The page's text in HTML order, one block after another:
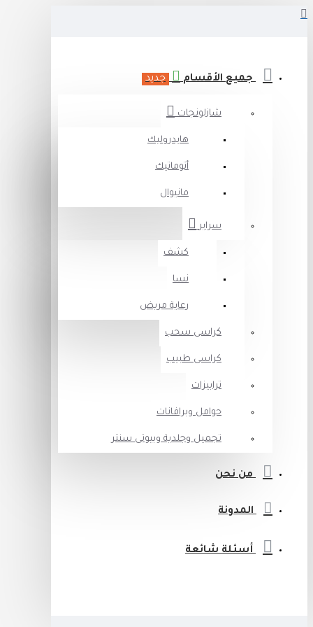
جميع الأقسام جديد
شازلونجات
هايدروليك
أتوماتيك
مانيوال
كشف
رعاية مريض
كراسى سحب
كراسى طبيب
ترابيزات
حوامل وبرافانات
تجميل وجلدية وبيوتى سنتر
من نحن
المدونة
أسئلة شائعة